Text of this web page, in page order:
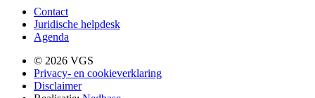
Contact
Juridische helpdesk
Agenda
© 2026 VGS
Privacy- en cookieverklaring
Disclaimer